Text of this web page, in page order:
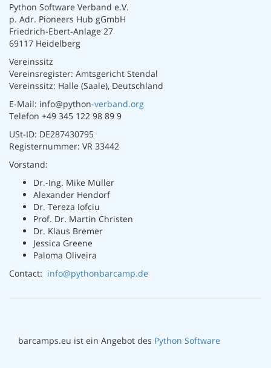
Python Software Verband e.V.
p. Adr. Pioneers Hub gGmbH
Friedrich-Ebert-Anlage 27
69117 Heidelberg
Vereinssitz
Vereinsregister: Amtsgericht Stendal
Vereinssitz: Halle (Saale), Deutschland
E-Mail: info@python-verband.org
Telefon +49 345 122 98 89 9
USt-ID: DE287430795
Registernummer: VR 33442
Vorstand:
Dr.-Ing. Mike Müller
Alexander Hendorf
Dr. Tereza Iofciu
Prof. Dr. Martin Christen
Dr. Klaus Bremer
Jessica Greene
Paloma Oliveira
Contact: info@pythonbarcamp.de
barcamps.eu ist ein Angebot des Python Software